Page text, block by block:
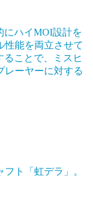
にハイMOI設計を
性能を両立させて
ことで、ミスヒ
レーヤーに対する
ト「虹デラ」。